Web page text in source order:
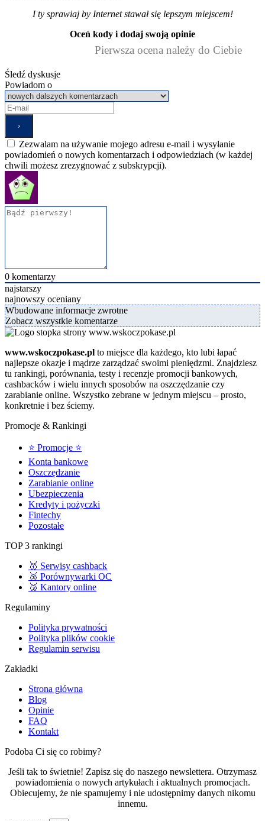
I ty sprawiaj by Internet stawał się lepszym miejscem!
Oceń kody i dodaj swoją opinie
Pierwsza ocena należy do Ciebie
Śledź dyskusje
Powiadom o
Zezwalam na używanie mojego adresu e-mail i wysyłanie
powiadomień o nowych komentarzach i odpowiedziach (w każdej
chwili możesz zrezygnować z subskrypcji).
0 komentarzy
najstarszy
najnowszy oceniany
Wbudowane informacje zwrotne
Zobacz wszystkie komentarze
www.wskoczpokase.pl to miejsce dla każdego, kto lubi łapać
najlepsze okazje i mądrze zarządzać swoimi pieniędzmi. Znajdziesz
tu rankingi, porównania, testy i recenzje promocji bankowych,
cashbacków i wielu innych sposobów na oszczędzanie czy
zarabianie online. Wszystko zebrane w jednym miejscu – prosto,
konkretnie i bez ściemy.
Promocje & Rankingi
⭐ Promocje ⭐
Konta bankowe
Oszczędzanie
Zarabianie online
Ubezpieczenia
Kredyty i pożyczki
Fintechy
Pozostałe
TOP 3 rankingi
🥇 Serwisy cashback
🥈 Porównywarki OC
🥉 Kantory online
Regulaminy
Polityka prywatności
Polityka plików cookie
Regulamin serwisu
Zakładki
Strona główna
Blog
Opinie
FAQ
Kontakt
Podoba Ci się co robimy?
Jeśli tak to świetnie! Zapisz się do naszego newslettera. Otrzymasz
powiadomienia o nowych artykułach i aktualnych promocjach.
Obiecujemy, że nie spamujemy i nie udostępnimy danych nikomu
innemu.